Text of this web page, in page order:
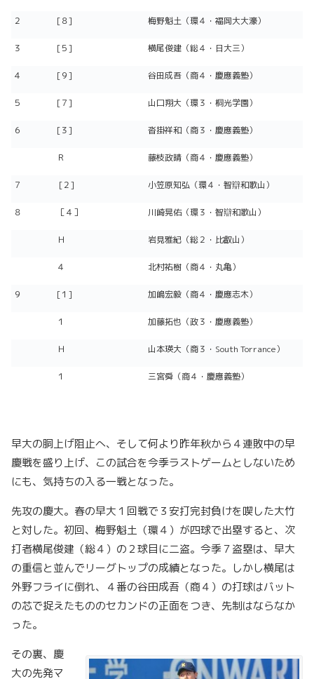
２ [８] 梅野魁土（環４・福岡大大濠）
３ [５] 横尾俊建（総４・日大三）
４ [９] 谷田成吾（商４・慶應義塾）
５ [７] 山口翔大（環３・桐光学園）
６ [３] 沓掛祥和（商３・慶應義塾）
Ｒ 藤枝政晴（商４・慶應義塾）
７ [２] 小笠原知弘（環４・智辯和歌山）
８ ［４］ 川崎晃佑（環３・智辯和歌山）
Ｈ 岩見雅紀（総２・比叡山）
４ 北村祐樹（商４・丸亀）
９ [１] 加嶋宏毅（商４・慶應志木）
１ 加藤拓也（政３・慶應義塾）
Ｈ 山本瑛大（商３・South Torrance）
１ 三宮舜（商４・慶應義塾）
早大の胴上げ阻止へ、そして何より昨年秋から４連敗中の早
慶戦を盛り上げ、この試合を今季ラストゲームとしないため
にも、気持ちの入る一戦となった。
先攻の慶大。春の早大１回戦で３安打完封負けを喫した大竹
と対した。初回、梅野魁土（環４）が四球で出塁すると、次
打者横尾俊建（総４）の２球目に二盗。今季７盗塁は、早大
の重信と並んでリーグトップの成績となった。しかし横尾は
外野フライに倒れ、４番の谷田成吾（商４）の打球はバット
の芯で捉えたもののセカンドの正面をつき、先制はならなか
った。
その裏、慶
大の先発マ